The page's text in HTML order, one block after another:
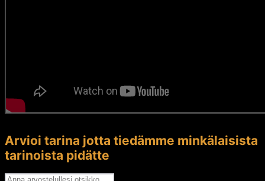
Arvioi tarina jotta tiedämme minkälaisista
tarinoista pidätte